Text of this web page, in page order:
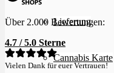
Lieferung
Cannabis Karte
Über 2.000 Bewertungen:
4.7 / 5.0 Sterne
Vielen Dank für euer Vertrauen!